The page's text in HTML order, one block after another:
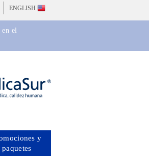
ENGLISH
el
y
paquetes